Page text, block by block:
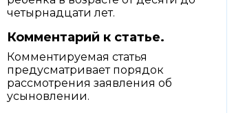
четырнадцати лет.
Комментарий к статье.
Комментируемая статья
предусматривает порядок
рассмотрения заявления об
усыновлении.